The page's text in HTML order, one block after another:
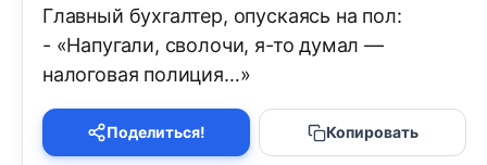
Главный бухгалтер, опускаясь на пол:
- «Hапугали, сволочи, я-то думал —
налоговая полиция…»
Поделиться! Копировать